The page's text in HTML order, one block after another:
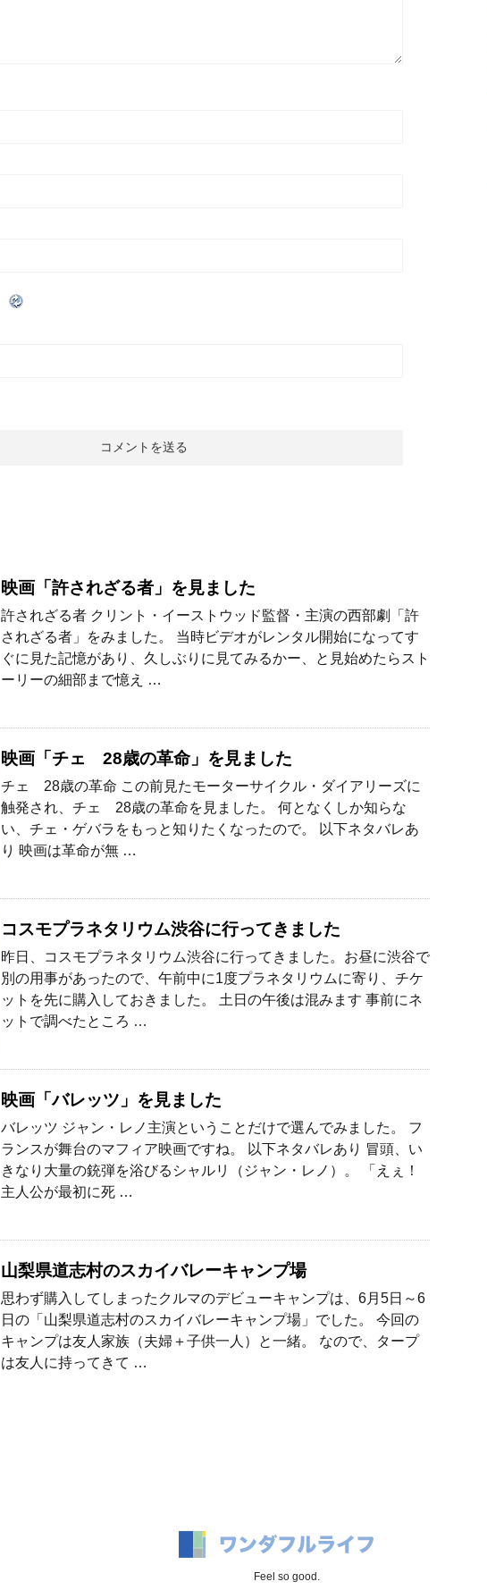
映画「許されざる者」を見ました
許されざる者 クリント・イーストウッド監督・主演の西部劇「許
されざる者」をみました。 当時ビデオがレンタル開始になってす
ぐに見た記憶があり、久しぶりに見てみるかー、と見始めたらスト
ーリーの細部まで憶え …
映画「チェ 28歳の革命」を見ました
チェ 28歳の革命 この前見たモーターサイクル・ダイアリーズに
触発され、チェ 28歳の革命を見ました。 何となくしか知らな
い、チェ・ゲバラをもっと知りたくなったので。 以下ネタバレあ
り 映画は革命が無 …
コスモプラネタリウム渋谷に行ってきました
昨日、コスモプラネタリウム渋谷に行ってきました。お昼に渋谷で
別の用事があったので、午前中に1度プラネタリウムに寄り、チケ
ットを先に購入しておきました。 土日の午後は混みます 事前にネ
ットで調べたところ …
映画「バレッツ」を見ました
バレッツ ジャン・レノ主演ということだけで選んでみました。 フ
ランスが舞台のマフィア映画ですね。 以下ネタバレあり 冒頭、い
きなり大量の銃弾を浴びるシャルリ（ジャン・レノ）。 「えぇ！
主人公が最初に死 …
山梨県道志村のスカイバレーキャンプ場
思わず購入してしまったクルマのデビューキャンプは、6月5日～6
日の「山梨県道志村のスカイバレーキャンプ場」でした。 今回の
キャンプは友人家族（夫婦＋子供一人）と一緒。 なので、タープ
は友人に持ってきて …
Feel so good.